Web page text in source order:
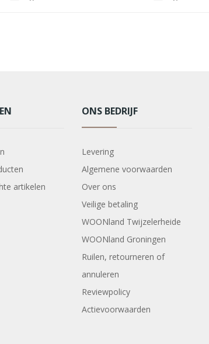
artikelen
ONS BEDRIJF
Levering
Algemene voorwaarden
Over ons
Veilige betaling
WOONland Twijzelerheide
WOONland Groningen
Ruilen, retourneren of
annuleren
Reviewpolicy
Actievoorwaarden